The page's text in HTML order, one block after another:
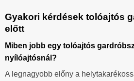
Gyakori kérdések tolóajtós
előtt
Miben jobb egy tolóajtós
nyílóajtósnál?
A legnagyobb előny a